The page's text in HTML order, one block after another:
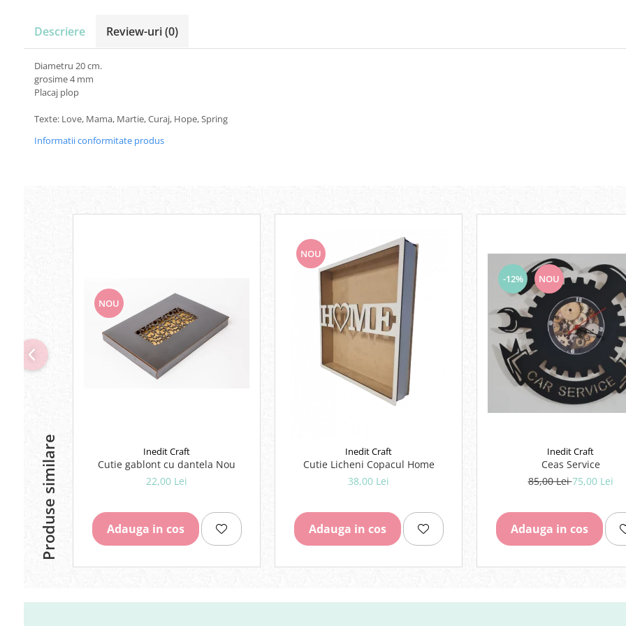
Hartie Colorata
Hartie Foto
Hartie Glasata
Creioane automate , mine
Liniare , truse geometrie
Lipici Lichid
Markere si Carioci
Markere creta lichida
Markere Evidentiatoare Highlighter
Markere Permanente
Markere Whiteboard
Pensule scolare
Picuri si corectoare
Descriere Review-uri(0)
Diametru 20 cm.
grosime 4 mm
Placaj plop
Texte: Love, Mama, Martie, Curaj, Hope, Spring
Informatii conformitate produs
Produse similare
NOU
Inedit Craft
Cutie gablont cu dantela Nou
22,00 Lei
Adauga in cos
NOU
Inedit Craft
Cutie Licheni Copacul Home
38,00 Lei
Adauga in cos
-12% NOU
Inedit Craft
Ceas Service
85,00 Lei75,00 Lei
Adauga in cos